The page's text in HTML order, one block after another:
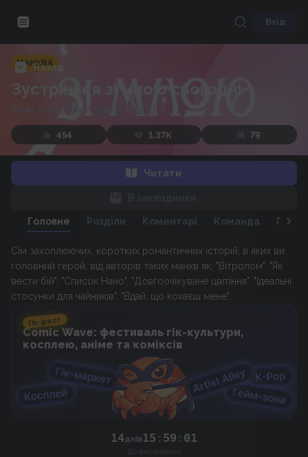
Вхід
Назад
МАНХВА
Зустрінься зі мною сьогодні
454 1.37K 79
Читати
Головне Розділи Коментарі Команда
Сім захоплюючих, коротких романтичних історій, в яких ви
головний герой, від авторів таких манхв як: "Вітролом", "Як
вести бій", "Список Нано", "Довгоочікуване цвітіння", "Ідеальні
стосунки для чайників", "Вдай, що кохаєш мене".
Гік-фест
Comic Wave: фестиваль гік-культури,
косплею, аніме та коміксів
14днів 15 : 59 : 00
До фестивалю